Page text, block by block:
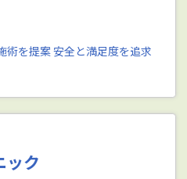
術を提案 安全と満足度を追求
ック